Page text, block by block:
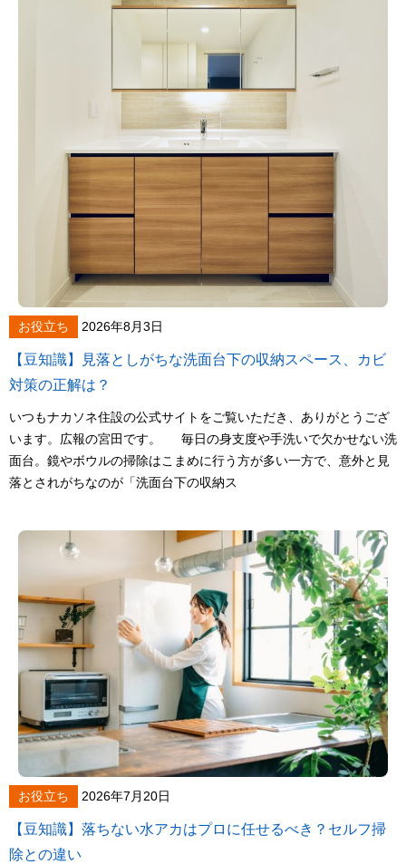
お役立ち 2026年8月3日
【豆知識】見落としがちな洗面台下の収納スペース、カビ
対策の正解は？
いつもナカソネ住設の公式サイトをご覧いただき、ありがとうござ
います。広報の宮田です。 毎日の身支度や手洗いで欠かせない洗
面台。鏡やボウルの掃除はこまめに行う方が多い一方で、意外と見
落とされがちなのが「洗面台下の収納ス
お役立ち 2026年7月20日
【豆知識】落ちない水アカはプロに任せるべき？セルフ掃
除との違い